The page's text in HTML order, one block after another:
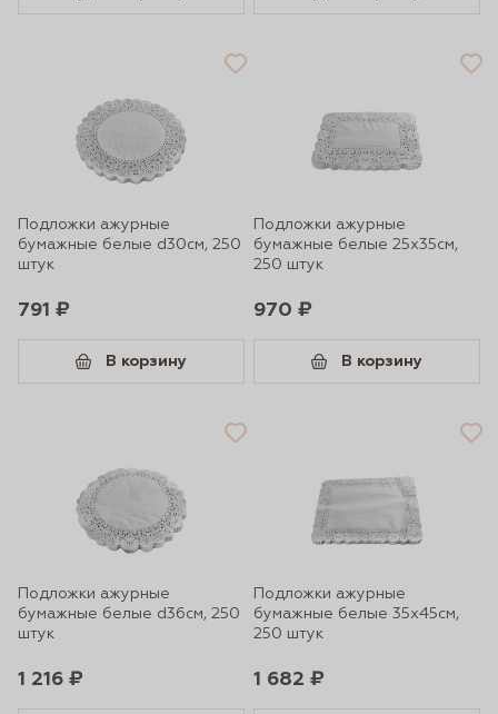
Подложки ажурные
бумажные белые d30см, 250
штук
791 ₽
В корзину
Подложки ажурные
бумажные белые 25х35cм,
250 штук
970 ₽
В корзину
Подложки ажурные
бумажные белые d36см, 250
штук
1 216 ₽
Подложки ажурные
бумажные белые 35х45cм,
250 штук
1 682 ₽